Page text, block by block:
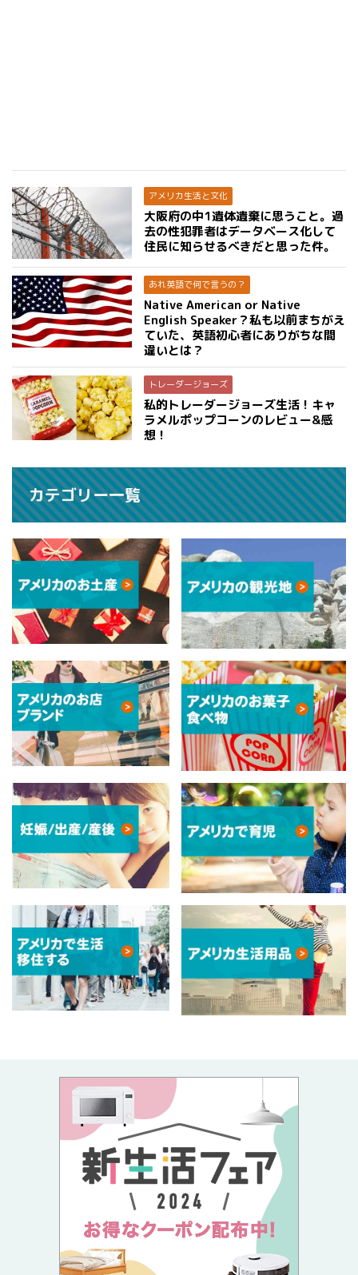
アメリカ生活と文化
大阪府の中1遺体遺棄に思うこと。過
去の性犯罪者はデータベース化して
住民に知らせるべきだと思った件。
あれ英語で何で言うの？
Native American or Native
English Speaker？私も以前まちがえ
ていた、英語初心者にありがちな間
違いとは？
トレーダージョーズ
私的トレーダージョーズ生活！キャ
ラメルポップコーンのレビュー&感
想！
カテゴリー一覧